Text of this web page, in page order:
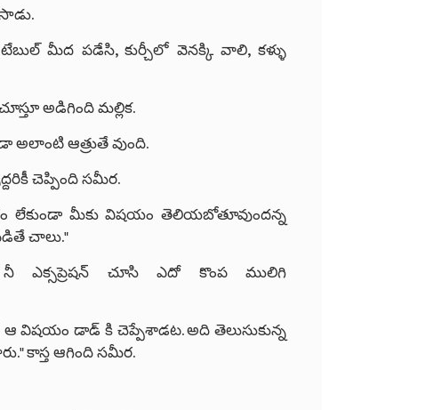
మీద పడేసి, కుర్చీలో వెనక్కి వాలి, కళ్ళు
అడిగింది మల్లిక.
ఆత్రుతే వుంది.
చెప్పింది సమీర.
లేకుండా మీకు విషయం తెలియబోతూవుందన్న
చాలు."
చూసి ఎదో కొంప ములిగి
విషయం డాడ్ కి చెప్పేశాడట. అది తెలుసుకున్న
కాస్త ఆగింది సమీర.